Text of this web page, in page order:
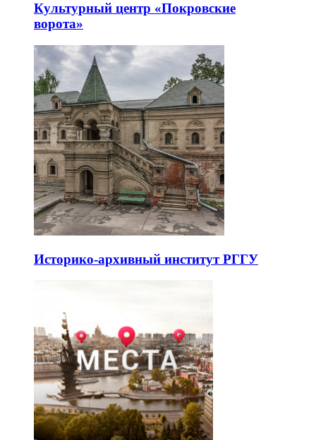
Культурный центр «Покровские
ворота»
Историко-архивный институт РГГУ